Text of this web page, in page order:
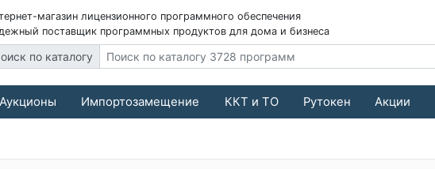
магазин лицензионного программного обеспечения
поставщик программных продуктов для дома и бизнеса
по каталогу
Импортозамещение ККТ и ТО Рутокен Акции